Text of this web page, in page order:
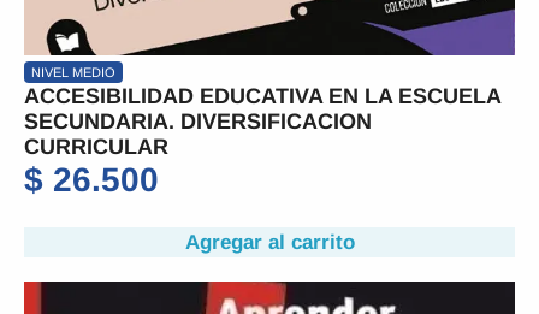
NIVEL MEDIO
ACCESIBILIDAD EDUCATIVA EN LA ESCUELA
SECUNDARIA. DIVERSIFICACION
CURRICULAR
$ 26.500
Agregar al carrito